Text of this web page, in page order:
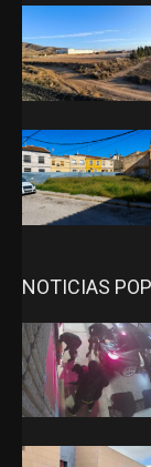
NOTICIAS